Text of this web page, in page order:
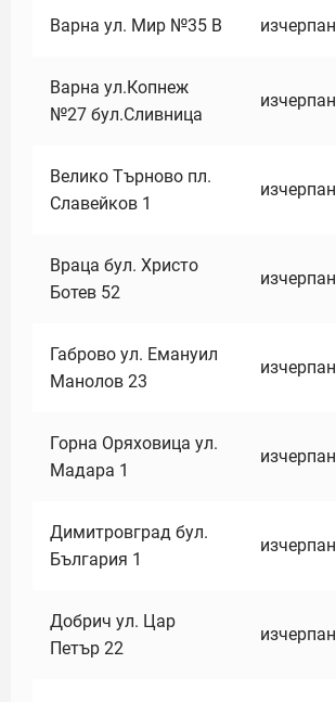
Варна ул. Мир №35 В изчерпан
Варна ул.Копнеж
№27 бул.Сливница
изчерпан
Велико Търново пл.
Славейков 1
изчерпан
Враца бул. Христо
Ботев 52
изчерпан
Габрово ул. Емануил
Манолов 23
изчерпан
Горна Оряховица ул.
Мадара 1
изчерпан
Димитровград бул.
България 1
изчерпан
Добрич ул. Цар
Петър 22
изчерпан